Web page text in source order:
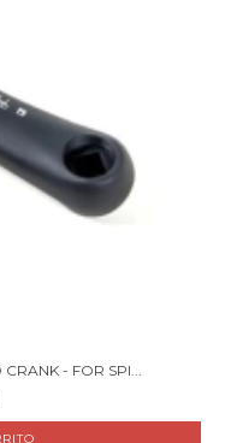
- FOR SPI...